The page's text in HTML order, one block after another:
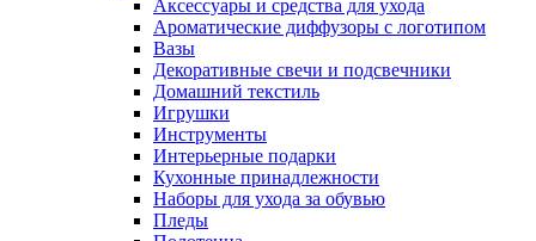
Аксессуары и средства для ухода
Ароматические диффузоры с логотипом
Вазы
Декоративные свечи и подсвечники
Домашний текстиль
Игрушки
Инструменты
Интерьерные подарки
Кухонные принадлежности
Наборы для ухода за обувью
Пледы